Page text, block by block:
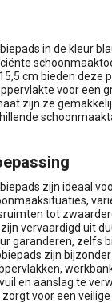
in de kleur
cm bieden deze
voor een
zijn ze
zijn ideaal
tot
vervaardigd uit
garanderen, zelfs
zijn
en aanslag te
voor een